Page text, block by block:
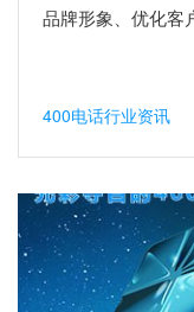
品牌形象、优化客
400电话行业资讯